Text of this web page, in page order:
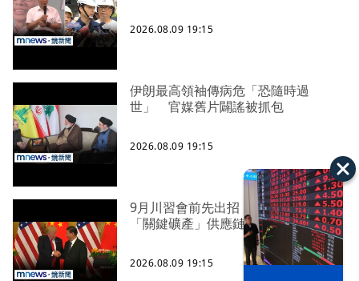
2026.08.09 19:15
伊朗最高領袖傳病危「恐隨時過
世」 官媒舊片闢謠被抓包
2026.08.09 19:15
9月川習會前先出招！ 美國鉅額投資
「關鍵礦產」供應鏈
2026.08.09 19:15